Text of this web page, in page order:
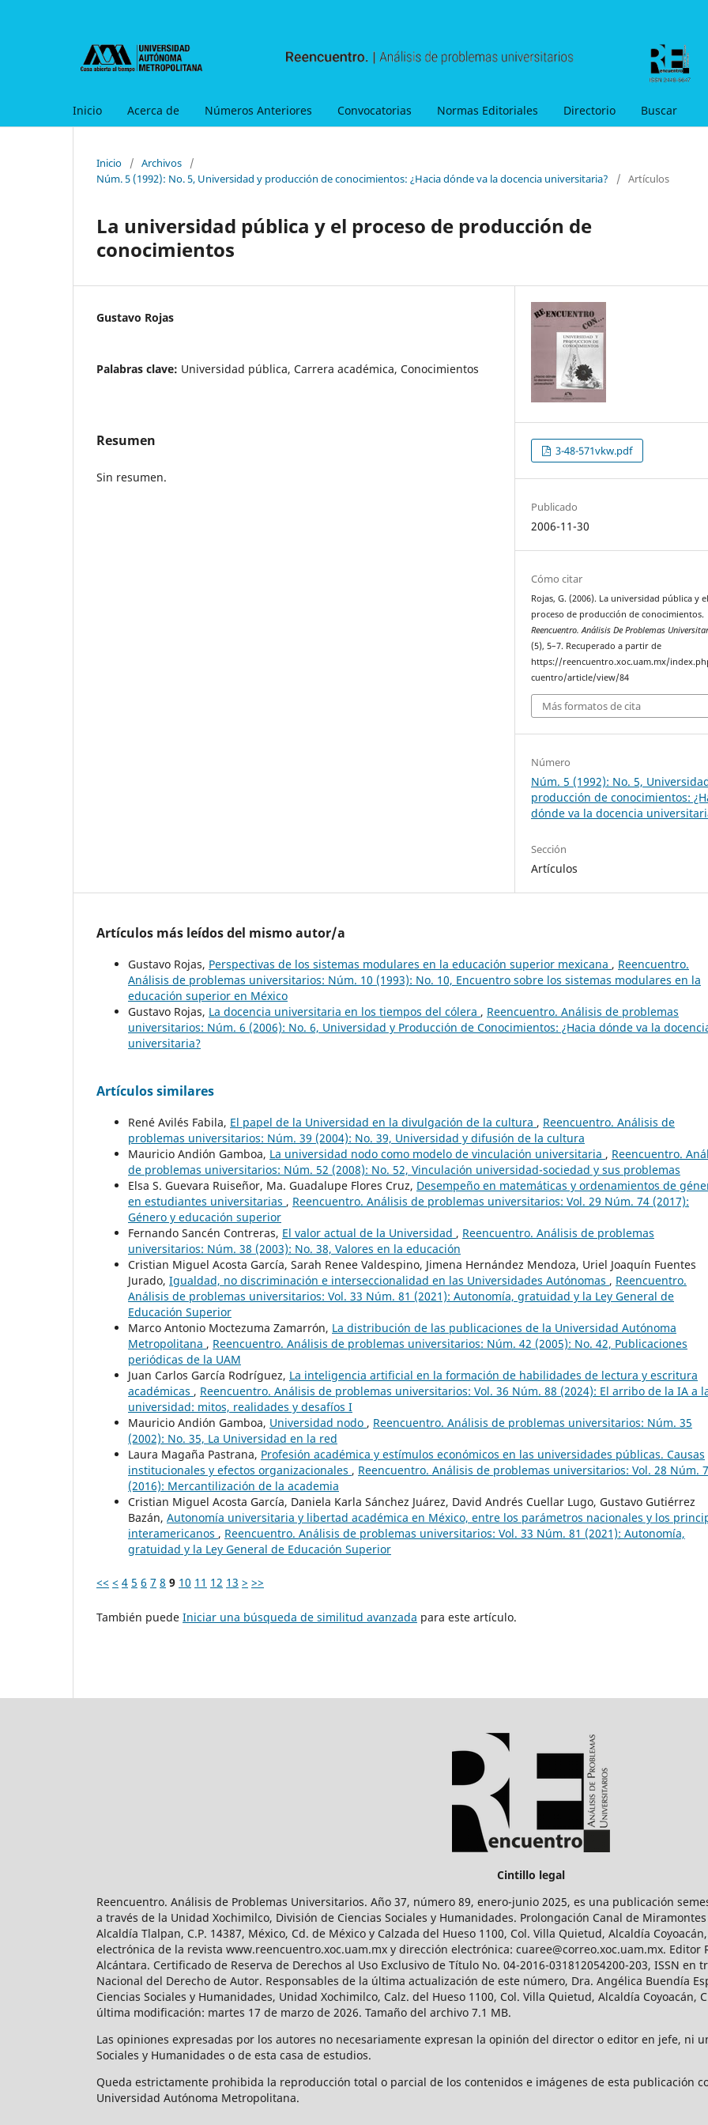
Inicio Acerca de Números Anteriores Convocatorias Normas Editoriales Directorio Buscar
Inicio / Archivos
/
Núm. 5 (1992): No. 5, Universidad y producción de conocimientos: ¿Hacia dónde va la docencia universitaria?
/ Artículos
La universidad pública y el proceso de producción de
conocimientos
Gustavo Rojas
Palabras clave: Universidad pública, Carrera académica, Conocimientos
Resumen
Sin resumen.
3-48-571vkw.pdf
Publicado
2006-11-30
Cómo citar
Rojas, G. (2006). La universidad pública y el
proceso de producción de conocimientos.
Reencuentro. Análisis De Problemas
(5), 5–7. Recuperado a partir de
https://reencuentro.xoc.uam.mx/
cuentro/article/view/84
Más formatos de cita
Número
Núm. 5 (1992): No. 5,
producción de conocimientos:
dónde va la docencia
Sección
Artículos
Artículos más leídos del mismo autor/a
Gustavo Rojas, Perspectivas de los sistemas modulares en la educación superior mexicana , Reencuentro.
Análisis de problemas universitarios: Núm. 10 (1993): No. 10, Encuentro sobre los sistemas modulares en la
educación superior en México
Gustavo Rojas, La docencia universitaria en los tiempos del cólera , Reencuentro. Análisis de problemas
universitarios: Núm. 6 (2006): No. 6, Universidad y Producción de Conocimientos: ¿Hacia dónde va la
universitaria?
Artículos similares
René Avilés Fabila, El papel de la Universidad en la divulgación de la cultura , Reencuentro. Análisis de
problemas universitarios: Núm. 39 (2004): No. 39, Universidad y difusión de la cultura
Mauricio Andión Gamboa, La universidad nodo como modelo de vinculación universitaria , Reencuentro.
de problemas universitarios: Núm. 52 (2008): No. 52, Vinculación universidad-sociedad y sus problemas
Elsa S. Guevara Ruiseñor, Ma. Guadalupe Flores Cruz, Desempeño en matemáticas y ordenamientos de
en estudiantes universitarias , Reencuentro. Análisis de problemas universitarios: Vol. 29 Núm. 74 (2017):
Género y educación superior
Fernando Sancén Contreras, El valor actual de la Universidad , Reencuentro. Análisis de problemas
universitarios: Núm. 38 (2003): No. 38, Valores en la educación
Cristian Miguel Acosta García, Sarah Renee Valdespino, Jimena Hernández Mendoza, Uriel Joaquín Fuentes
Jurado, Igualdad, no discriminación e interseccionalidad en las Universidades Autónomas , Reencuentro.
Análisis de problemas universitarios: Vol. 33 Núm. 81 (2021): Autonomía, gratuidad y la Ley General de
Educación Superior
Marco Antonio Moctezuma Zamarrón, La distribución de las publicaciones de la Universidad Autónoma
Metropolitana , Reencuentro. Análisis de problemas universitarios: Núm. 42 (2005): No. 42, Publicaciones
periódicas de la UAM
Juan Carlos García Rodríguez, La inteligencia artificial en la formación de habilidades de lectura y escritura
académicas , Reencuentro. Análisis de problemas universitarios: Vol. 36 Núm. 88 (2024): El arribo de la IA a
universidad: mitos, realidades y desafíos I
Mauricio Andión Gamboa, Universidad nodo , Reencuentro. Análisis de problemas universitarios: Núm. 35
(2002): No. 35, La Universidad en la red
Laura Magaña Pastrana, Profesión académica y estímulos económicos en las universidades públicas. Causas
institucionales y efectos organizacionales , Reencuentro. Análisis de problemas universitarios: Vol. 28 Núm.
(2016): Mercantilización de la academia
Cristian Miguel Acosta García, Daniela Karla Sánchez Juárez, David Andrés Cuellar Lugo, Gustavo Gutiérrez
Bazán, Autonomía universitaria y libertad académica en México, entre los parámetros nacionales y los
interamericanos , Reencuentro. Análisis de problemas universitarios: Vol. 33 Núm. 81 (2021): Autonomía,
gratuidad y la Ley General de Educación Superior
<< < 4 5 6 7 8 9 10 11 12 13 > >>
También puede Iniciar una búsqueda de similitud avanzada para este artículo.
Cintillo legal
Reencuentro. Análisis de Problemas Universitarios. Año 37, número 89, enero-junio 2025, es una publicación
a través de la Unidad Xochimilco, División de Ciencias Sociales y Humanidades. Prolongación Canal de Miramontes
Alcaldía Tlalpan, C.P. 14387, México, Cd. de México y Calzada del Hueso 1100, Col. Villa Quietud, Alcaldía
electrónica de la revista www.reencuentro.xoc.uam.mx y dirección electrónica: cuaree@correo.xoc.uam.mx. Editor
Alcántara. Certificado de Reserva de Derechos al Uso Exclusivo de Título No. 04-2016-031812054200-203, ISSN
Nacional del Derecho de Autor. Responsables de la última actualización de este número, Dra. Angélica Buendía
Ciencias Sociales y Humanidades, Unidad Xochimilco, Calz. del Hueso 1100, Col. Villa Quietud, Alcaldía Coyoacán,
última modificación: martes 17 de marzo de 2026. Tamaño del archivo 7.1 MB.
Las opiniones expresadas por los autores no necesariamente expresan la opinión del director o editor en jefe, ni
Sociales y Humanidades o de esta casa de estudios.
Queda estrictamente prohibida la reproducción total o parcial de los contenidos e imágenes de esta publicación
Universidad Autónoma Metropolitana.